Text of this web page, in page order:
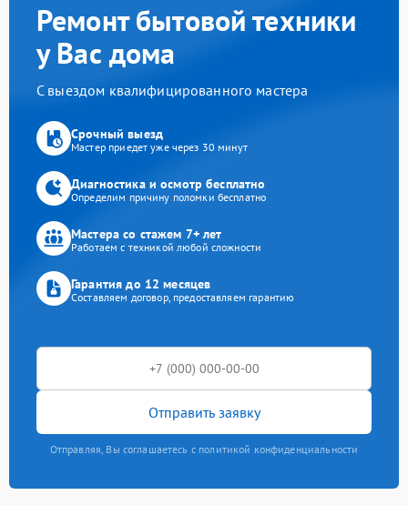
Ремонт бытовой техники
у Вас дома
С выездом квалифицированного мастера
Срочный выезд
Мастер приедет уже через 30 минут
Диагностика и осмотр бесплатно
Определим причину поломки бесплатно
Мастера со стажем 7+ лет
Работаем с техникой любой сложности
Гарантия до 12 месяцев
Составляем договор, предоставляем гарантию
Отправить заявку
Отправляя, Вы соглашаетесь с политикой конфиденциальности